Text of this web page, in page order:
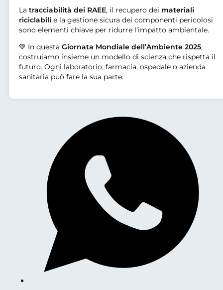
La tracciabilità dei RAEE, il recupero dei materiali
riciclabili e la gestione sicura dei componenti pericolosi
sono elementi chiave per ridurre l’impatto ambientale.
💚 In questa Giornata Mondiale dell’Ambiente 2025,
costruiamo insieme un modello di scienza che rispetta il
futuro. Ogni laboratorio, farmacia, ospedale o azienda
sanitaria può fare la sua parte.